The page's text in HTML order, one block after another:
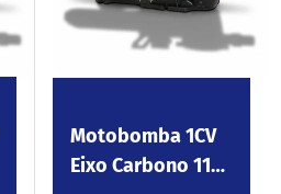
Motobomba 1CV
Eixo Carbono 110-